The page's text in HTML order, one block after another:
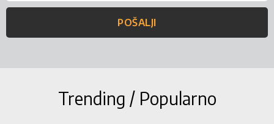
POŠALJI
Trending / Popularno